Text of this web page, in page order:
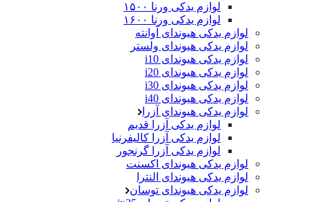
لوازم یدکی ورنا ۱۵۰۰
لوازم یدکی ورنا ۱۶۰۰
لوازم یدکی هیوندای آوانته
لوازم یدکی هیوندای ولستر
لوازم یدکی هیوندای i10
لوازم یدکی هیوندای i20
لوازم یدکی هیوندای i30
لوازم یدکی هیوندای i40
لوازم یدکی هیوندای آزرا
لوازم یدکی آزرا قدیم
لوازم یدکی آزرا کالیفرنیا
لوازم یدکی آزرا گرنجور
لوازم یدکی هیوندای اکسنت
لوازم یدکی هیوندای النترا
لوازم یدکی هیوندای توسان